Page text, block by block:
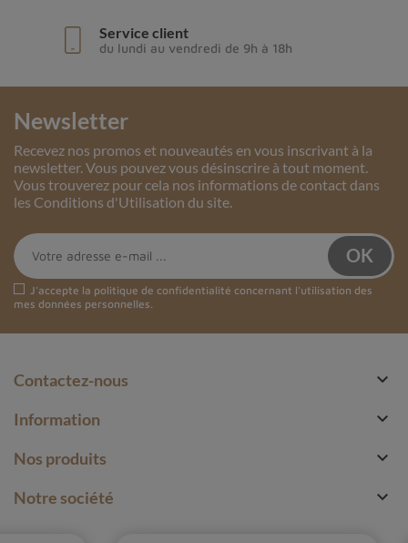
Service client
du lundi au vendredi de 9h à 18h
Newsletter
Recevez nos promos et nouveautés en vous inscrivant à la
newsletter. Vous pouvez vous désinscrire à tout moment.
Vous trouverez pour cela nos informations de contact dans
les Conditions d'Utilisation du site.
J'accepte la politique de confidentialité concernant l'utilisation des
mes données personnelles.
Contactez-nous 
Information 
Nos produits 
Notre société 